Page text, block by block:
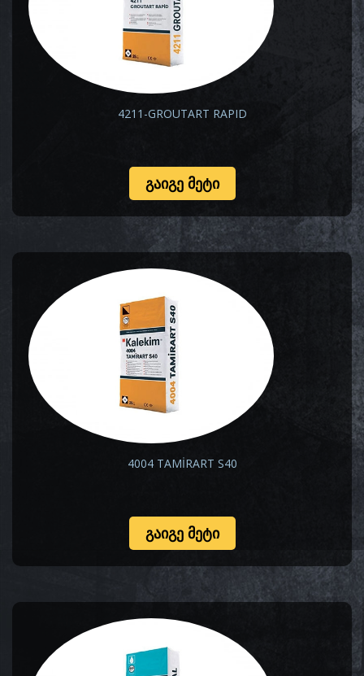
4211-GROUTART RAPID
ᲒᲐᲘᲒᲔ ᲛᲔᲢᲘ
4004 TAMİRART S40
ᲒᲐᲘᲒᲔ ᲛᲔᲢᲘ